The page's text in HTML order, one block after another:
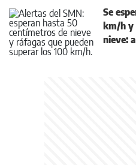
Se
km/h
nieve: